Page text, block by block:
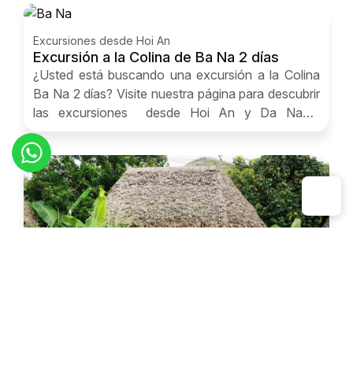
​Excursiones desde Hoi An
Excursión a la Colina de Ba Na 2 días
¿Usted está buscando una excursión a la Colina
Ba Na 2 días? Visite nuestra página para descubrir
las excursiones desde Hoi An y Da Nang.
¡Contacténos!